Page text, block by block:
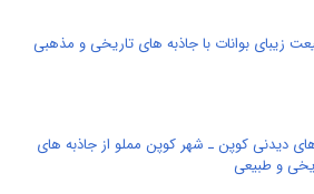
زیبای بوانات با جاذبه های تاریخی و مذهبی
دیدنی کوپن ـ‌ شهر کوپن مملو از جاذبه های
و طبیعی